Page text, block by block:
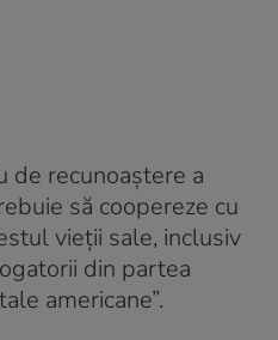
de recunoaștere a
să coopereze cu
vieții sale, inclusiv
din partea
americane”.